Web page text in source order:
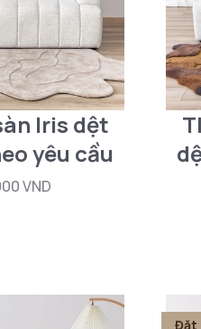
Iris dệt
yêu cầu
VND
Đặt